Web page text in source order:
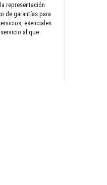
representación
de garantías para
esenciales
al que